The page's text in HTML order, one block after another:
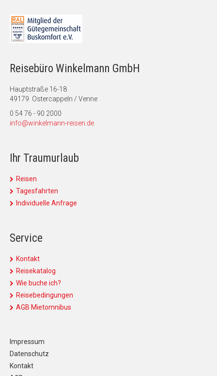
Reisebüro Winkelmann GmbH
Hauptstraße 16-18
49179 Ostercappeln / Venne
0 54 76 - 90 2000
info@winkelmann-reisen.de
Ihr Traumurlaub
Reisen
Tagesfahrten
Individuelle Anfrage
Service
Kontakt
Reisekatalog
Wie buche ich?
Reisebedingungen
AGB Mietomnibus
Impressum
Datenschutz
Kontakt